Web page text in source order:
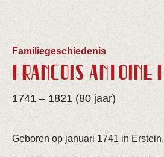
Familiegeschiedenis
FRANÇOIS ANTOINE
1741 – 1821 (80 jaar)
Geboren op januari 1741 in